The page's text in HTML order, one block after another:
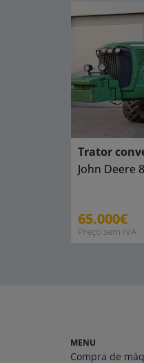
Trator
John Deere
65.000€
Preço sem IVA
MENU
Compra de